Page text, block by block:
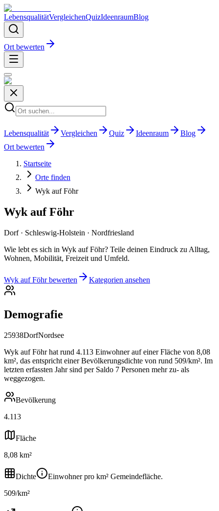
LebensqualitätVergleichenQuizIdeenraumBlog
Ort bewerten
Lebensqualität Vergleichen Quiz Ideenraum
Blog
Ort bewerten
Startseite
Orte finden
Wyk auf Föhr
Wyk auf Föhr
Dorf · Schleswig-Holstein · Nordfriesland
Wie lebt es sich in Wyk auf Föhr? Teile deinen Eindruck zu Alltag,
Wohnen, Mobilität, Freizeit und Umfeld.
Wyk auf Föhr bewerten Kategorien ansehen
Demografie
25938DorfNordsee
Wyk auf Föhr hat rund 4.113 Einwohner auf einer Fläche von 8,08
km², das entspricht einer Bevölkerungsdichte von rund 509/km². Im
letzten erfassten Jahr sind per Saldo 7 Personen mehr zu- als
weggezogen.
Bevölkerung
4.113
Fläche
8,08 km²
Dichte
Einwohner pro km² Gemeindefläche.
509/km²